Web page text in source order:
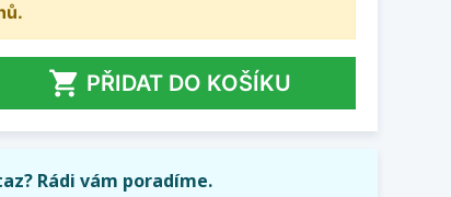
 PŘIDAT DO KOŠÍKU
Rádi vám poradíme.